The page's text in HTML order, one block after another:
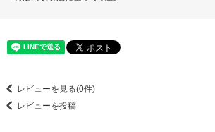
レビューを見る(0件)
レビューを投稿